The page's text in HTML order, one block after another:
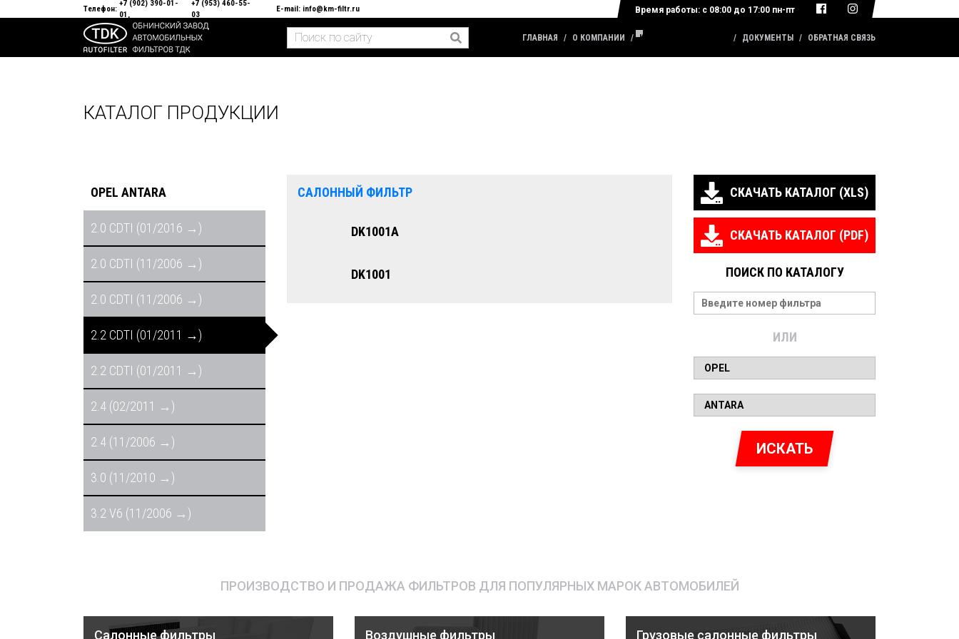
Телефон:
+7 (902) 390-01-
01
+7 (953) 460-55-
03
E-mail: info@km-filtr.ru Время работы: с 08:00 до 17:00 пн-пт
ГЛАВНАЯ О КОМПАНИИ КАТАЛОГ ПРОДУКЦИИ ДОКУМЕНТЫ ОБРАТНАЯ СВЯЗЬ
КАТАЛОГ ПРОДУКЦИИ
OPEL ANTARA
2.0 CDTI (01/2016 →)
2.0 CDTI (11/2006 →)
2.0 CDTI (11/2006 →)
2.2 CDTI (01/2011 →)
2.2 CDTI (01/2011 →)
2.4 (02/2011 →)
2.4 (11/2006 →)
3.0 (11/2010 →)
3.2 V6 (11/2006 →)
САЛОННЫЙ ФИЛЬТР
DK1001A
DK1001
СКАЧАТЬ КАТАЛОГ (XLS)
СКАЧАТЬ КАТАЛОГ (PDF)
ПОИСК ПО КАТАЛОГУ
ИЛИ
ИСКАТЬ
ПРОИЗВОДСТВО И ПРОДАЖА ФИЛЬТРОВ ДЛЯ ПОПУЛЯРНЫХ МАРОК АВТОМОБИЛЕЙ
Салонные фильтры Воздушные фильтры Грузовые салонные фильтры